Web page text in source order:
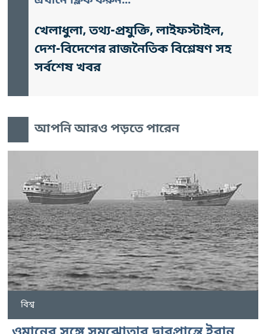
খেলাধুলা, তথ্য-প্রযুক্তি, লাইফস্টাইল,
দেশ-বিদেশের রাজনৈতিক বিশ্লেষণ সহ
সর্বশেষ খবর
আপনি আরও পড়তে পারেন
বিশ্ব